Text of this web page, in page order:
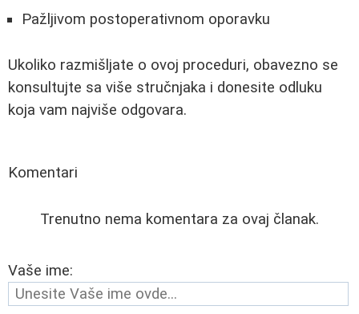
Pažljivom postoperativnom oporavku
Ukoliko razmišljate o ovoj proceduri, obavezno se
konsultujte sa više stručnjaka i donesite odluku
koja vam najviše odgovara.
Komentari
Trenutno nema komentara za ovaj članak.
Vaše ime: